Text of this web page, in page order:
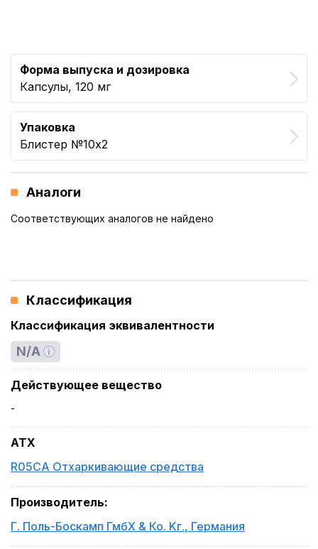
Форма выпуска и дозировка
Капсулы, 120 мг
Упаковка
Блистер №10x2
Аналоги
Соответствующих аналогов не найдено
Классификация
Классификация эквивалентности
N/A
Действующее вещество
-
ATX
R05CA Отхаркивающие средства
Производитель:
Г. Поль-Боскамп ГмбХ & Ко. Kг., Германия